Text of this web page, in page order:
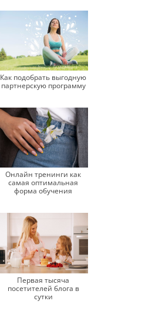
Как подобрать выгодную
партнерскую программу
Онлайн тренинги как
самая оптимальная
форма обучения
Первая тысяча
посетителей блога в
сутки